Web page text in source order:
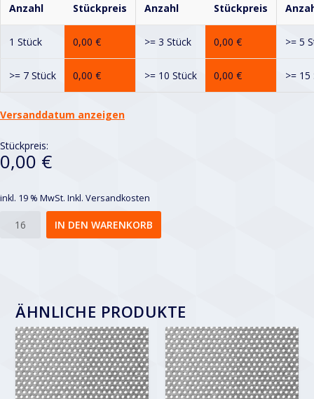
Anzahl Stückpreis Anzahl Stückpreis
1 Stück 0,00 € >= 3 Stück 0,00 € >= 5
>= 7 Stück 0,00 € >= 10 Stück 0,00 € >= 15
Versanddatum anzeigen
Stückpreis:
0,00 €
inkl. 19 % MwSt. Inkl. Versandkosten
IN DEN WARENKORB
ÄHNLICHE PRODUKTE